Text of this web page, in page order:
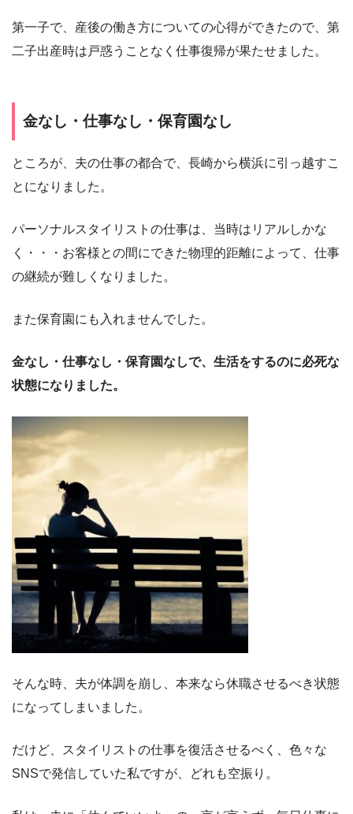
第一子で、産後の働き方についての心得ができたので、第
二子出産時は戸惑うことなく仕事復帰が果たせました。
金なし・仕事なし・保育園なし
ところが、夫の仕事の都合で、長崎から横浜に引っ越すこ
とになりました。
パーソナルスタイリストの仕事は、当時はリアルしかな
く・・・お客様との間にできた物理的距離によって、仕事
の継続が難しくなりました。
また保育園にも入れませんでした。
金なし・仕事なし・保育園なしで、生活をするのに必死な
状態になりました。
そんな時、夫が体調を崩し、本来なら休職させるべき状態
になってしまいました。
だけど、スタイリストの仕事を復活させるべく、色々な
SNSで発信していた私ですが、どれも空振り。